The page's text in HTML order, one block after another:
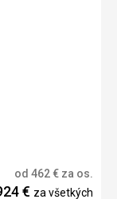
od 462€ za os.
€ za všetkých